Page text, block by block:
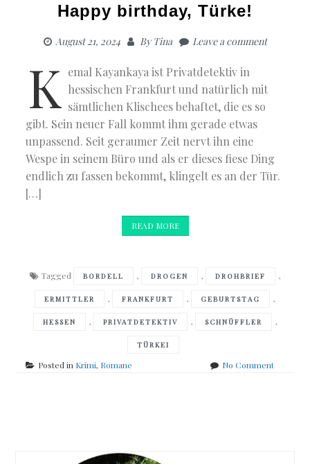
Happy birthday, Türke!
August 21, 2024 ByTina Leave a comment
K emal Kayankaya ist Privatdetektiv in
hessischen Frankfurt und natürlich mit
sämtlichen Klischees behaftet, die es so
gibt. Sein neuer Fall kommt ihm gerade etwas
unpassend. Seit geraumer Zeit nervt ihn eine
Wespe in seinem Büro und als er dieses fiese Ding
endlich zu fassen bekommt, klingelt es an der Tür.
[…]
READ MORE
Tagged BORDELL , DROGEN , DROHBRIEF ,
ERMITTLER , FRANKFURT , GEBURTSTAG ,
HESSEN , PRIVATDETEKTIV , SCHNÜFFLER ,
TÜRKEI
Posted in Krimi, Romane No Commenton
navigation